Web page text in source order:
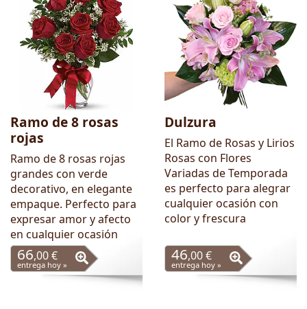
Ramo de 8 rosas
rojas
Ramo de 8 rosas rojas
grandes con verde
decorativo, en elegante
empaque. Perfecto para
expresar amor y afecto
en cualquier ocasión
66,00 €
entrega hoy »
Dulzura
El Ramo de Rosas y Lirios
Rosas con Flores
Variadas de Temporada
es perfecto para alegrar
cualquier ocasión con
color y frescura
46,00 €
entrega hoy »